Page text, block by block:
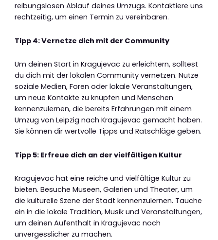
reibungslosen Ablauf deines Umzugs. Kontaktiere uns
rechtzeitig, um einen Termin zu vereinbaren.
Tipp 4: Vernetze dich mit der Community
Um deinen Start in Kragujevac zu erleichtern, solltest
du dich mit der lokalen Community vernetzen. Nutze
soziale Medien, Foren oder lokale Veranstaltungen,
um neue Kontakte zu knüpfen und Menschen
kennenzulernen, die bereits Erfahrungen mit einem
Umzug von Leipzig nach Kragujevac gemacht haben.
Sie können dir wertvolle Tipps und Ratschläge geben.
Tipp 5: Erfreue dich an der vielfältigen Kultur
Kragujevac hat eine reiche und vielfältige Kultur zu
bieten. Besuche Museen, Galerien und Theater, um
die kulturelle Szene der Stadt kennenzulernen. Tauche
ein in die lokale Tradition, Musik und Veranstaltungen,
um deinen Aufenthalt in Kragujevac noch
unvergesslicher zu machen.